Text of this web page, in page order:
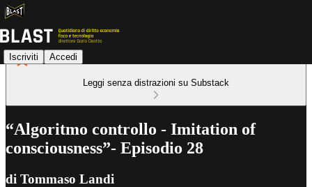
Iscriviti Accedi
Leggi senza distrazioni su Substack
“Algoritmo controllo - Imitation of
consciousness”- Episodio 28
di Tommaso Landi